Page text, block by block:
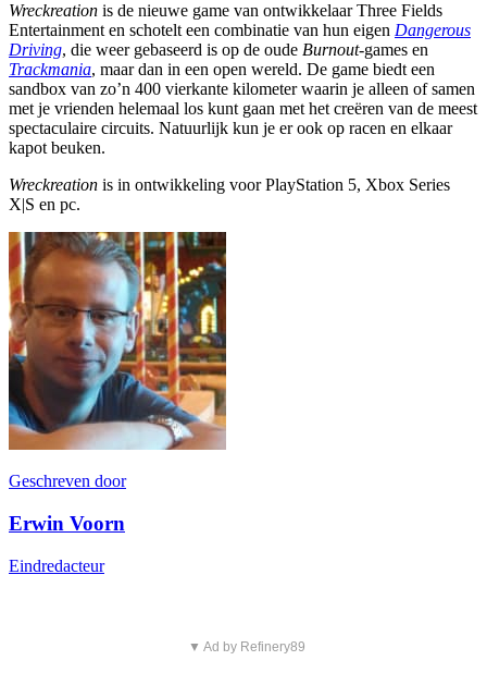
Wreckreation is de nieuwe game van ontwikkelaar Three Fields
Entertainment en schotelt een combinatie van hun eigen Dangerous
Driving, die weer gebaseerd is op de oude Burnout-games en
Trackmania, maar dan in een open wereld. De game biedt een
sandbox van zo’n 400 vierkante kilometer waarin je alleen of samen
met je vrienden helemaal los kunt gaan met het creëren van de meest
spectaculaire circuits. Natuurlijk kun je er ook op racen en elkaar
kapot beuken.
Wreckreation is in ontwikkeling voor PlayStation 5, Xbox Series
X|S en pc.
Geschreven door
Erwin Voorn
Eindredacteur
▼ Ad by Refinery89